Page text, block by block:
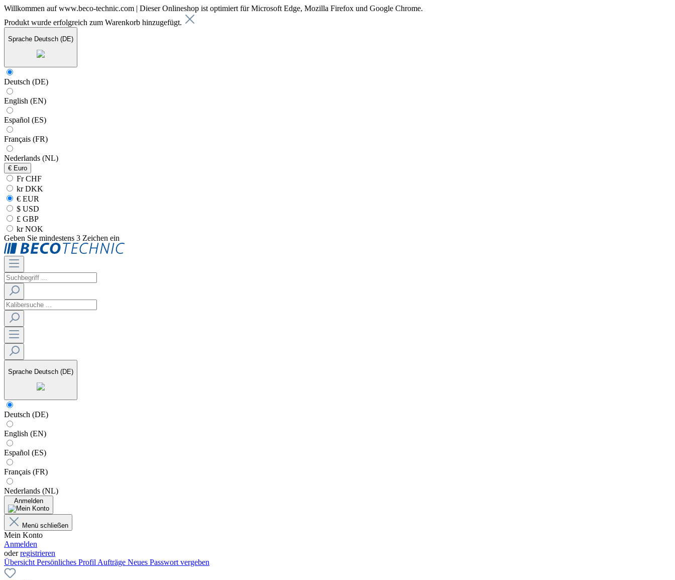
Willkommen auf www.beco-technic.com | Dieser Onlineshop ist optimiert für Microsoft Edge, Mozilla Firefox und Google Chrome.
Produkt wurde erfolgreich zum Warenkorb hinzugefügt.
Sprache Deutsch (DE)
Deutsch (DE)
English (EN)
Español (ES)
Français (FR)
Nederlands (NL)
€ Euro
Fr CHF
kr DKK
€ EUR
$ USD
£ GBP
kr NOK
Geben Sie mindestens 3 Zeichen ein
Sprache Deutsch (DE)
Deutsch (DE)
English (EN)
Español (ES)
Français (FR)
Nederlands (NL)
Anmelden
Menü schließen
Mein Konto
Anmelden
oderregistrieren
Übersicht Persönliches Profil Aufträge Neues Passwort vergeben